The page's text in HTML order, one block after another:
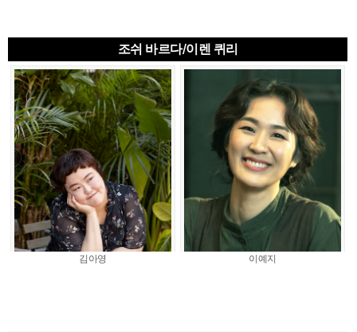
조쉬 바르다/이렌 퀴리
김아영 이예지